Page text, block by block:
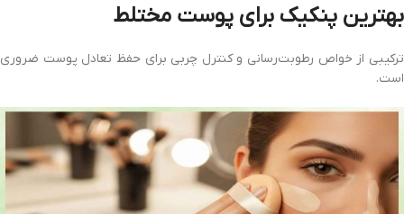
بهترین پنکیک برای پوست مختلط
ترکیبی از خواص رطوبت‌رسانی و کنترل چربی برای حفظ تعادل پوست ضروری
است.